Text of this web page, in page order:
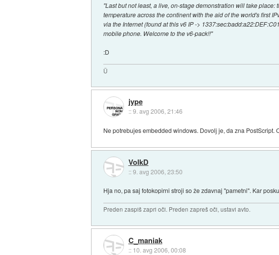
"Last but not least, a live, on-stage demonstration will take
temperature across the continent with the aid of the world's first
via the Internet (found at this v6 IP ->
mobile phone. Welcome to the v6-pack!!"
:D
Ü
jype
::9. avg 2006, 21:46
Ne potrebujes embedded windows. Dovolj je, da zna
VolkD
::9. avg 2006, 23:50
Hja no, pa saj fotokopirni stroji so že zdavnaj "pametni". Kar
Preden zaspiš zapri oči. Preden zapreš oči, ustavi avto.
C_maniak
:: 10. avg 2006, 00:08